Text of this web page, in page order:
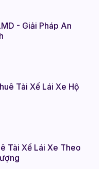
- Giải Pháp An
Tài Xế Lái Xe Hộ
Tài Xế Lái Xe Theo